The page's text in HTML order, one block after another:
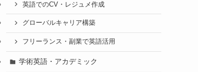
英語でのCV・レジュメ作成
グローバルキャリア構築
フリーランス・副業で英語活用
学術英語・アカデミック